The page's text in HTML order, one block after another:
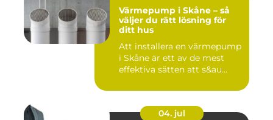
Värmepump i Skåne – så
väljer du rätt lösning för
ditt hus
Att installera en värmepump
i Skåne är ett av de mest
effektiva sätten att s&au...
04. jul